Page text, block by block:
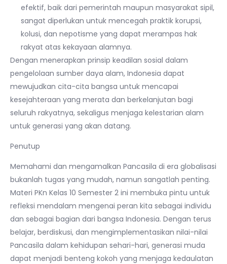
efektif, baik dari pemerintah maupun masyarakat sipil,
sangat diperlukan untuk mencegah praktik korupsi,
kolusi, dan nepotisme yang dapat merampas hak
rakyat atas kekayaan alamnya.
Dengan menerapkan prinsip keadilan sosial dalam
pengelolaan sumber daya alam, Indonesia dapat
mewujudkan cita-cita bangsa untuk mencapai
kesejahteraan yang merata dan berkelanjutan bagi
seluruh rakyatnya, sekaligus menjaga kelestarian alam
untuk generasi yang akan datang.
Penutup
Memahami dan mengamalkan Pancasila di era globalisasi
bukanlah tugas yang mudah, namun sangatlah penting.
Materi PKn Kelas 10 Semester 2 ini membuka pintu untuk
refleksi mendalam mengenai peran kita sebagai individu
dan sebagai bagian dari bangsa Indonesia. Dengan terus
belajar, berdiskusi, dan mengimplementasikan nilai-nilai
Pancasila dalam kehidupan sehari-hari, generasi muda
dapat menjadi benteng kokoh yang menjaga kedaulatan